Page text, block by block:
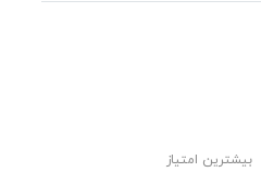
بیشترین امتیاز